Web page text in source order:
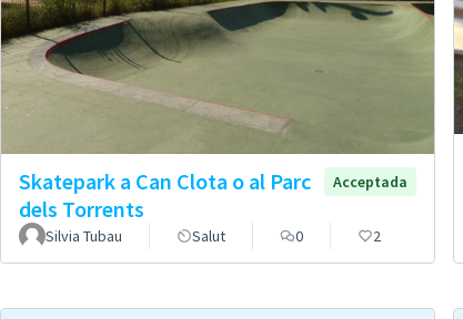
Skatepark a Can Clota o al Parc
dels Torrents
Acceptada
Silvia Tubau Salut 0 2